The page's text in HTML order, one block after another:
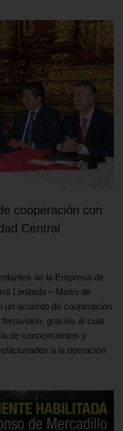
cooperación con
Central
de la Empresa de
Limitada – Metro de
un acuerdo de cooperación
gracias al cual
de conocimientos y
a la operación